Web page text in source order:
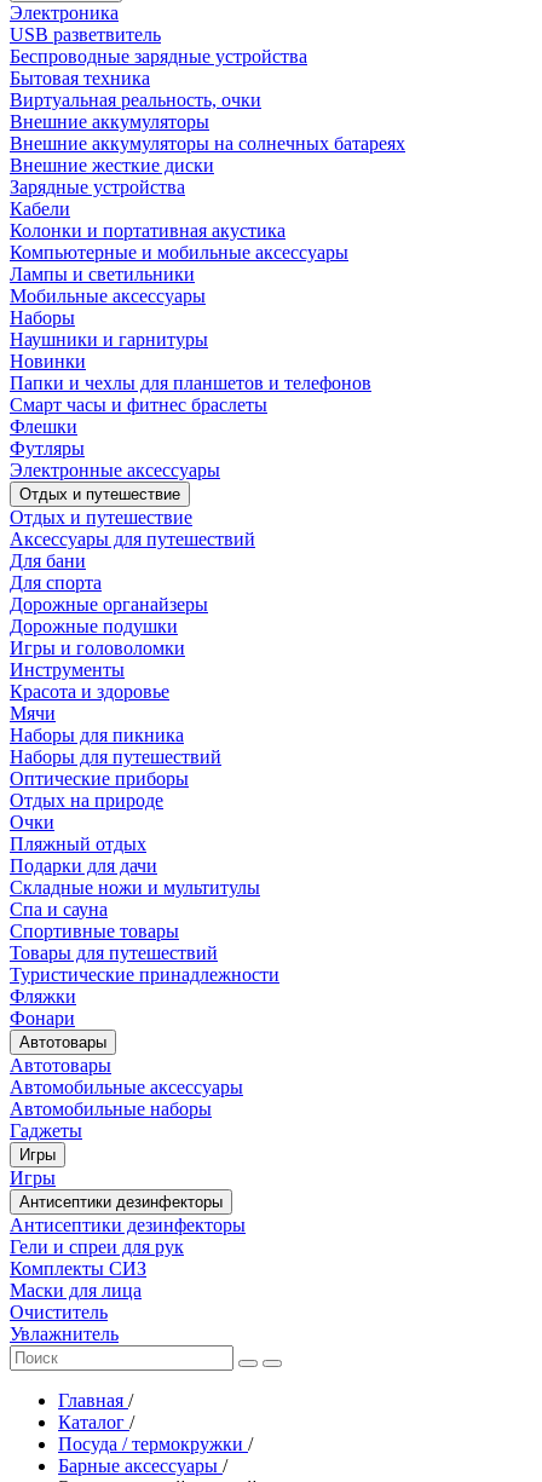
Электроника
USB разветвитель
Беспроводные зарядные устройства
Бытовая техника
Виртуальная реальность, очки
Внешние аккумуляторы
Внешние аккумуляторы на солнечных батареях
Внешние жесткие диски
Зарядные устройства
Кабели
Колонки и портативная акустика
Компьютерные и мобильные аксессуары
Лампы и светильники
Мобильные аксессуары
Наборы
Наушники и гарнитуры
Новинки
Папки и чехлы для планшетов и телефонов
Смарт часы и фитнес браслеты
Флешки
Футляры
Электронные аксессуары
Отдых и путешествие
Отдых и путешествие
Аксессуары для путешествий
Для бани
Для спорта
Дорожные органайзеры
Дорожные подушки
Игры и головоломки
Инструменты
Красота и здоровье
Мячи
Наборы для пикника
Наборы для путешествий
Оптические приборы
Отдых на природе
Очки
Пляжный отдых
Подарки для дачи
Складные ножи и мультитулы
Спа и сауна
Спортивные товары
Товары для путешествий
Туристические принадлежности
Фляжки
Фонари
Автотовары
Автотовары
Автомобильные аксессуары
Автомобильные наборы
Гаджеты
Игры
Игры
Антисептики дезинфекторы
Антисептики дезинфекторы
Гели и спреи для рук
Комплекты СИЗ
Маски для лица
Очиститель
Увлажнитель
Главная /
Каталог /
Посуда / термокружки /
Барные аксессуары /